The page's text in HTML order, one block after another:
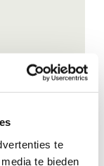
te
te bieden